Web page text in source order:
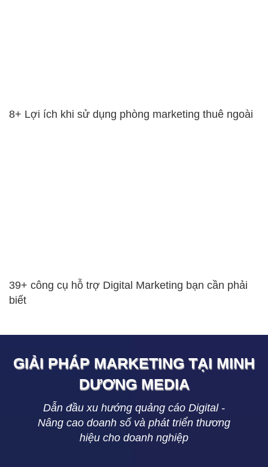
8+ Lợi ích khi sử dụng phòng marketing thuê ngoài
39+ công cụ hỗ trợ Digital Marketing bạn cần phải
biết
GIẢI PHÁP MARKETING TẠI MINH
DƯƠNGMEDIA
Dẫn đầu xu hướng quảng cáo Digital -
Nâng cao doanh số và phát triển thương
hiệu cho doanh nghiệp